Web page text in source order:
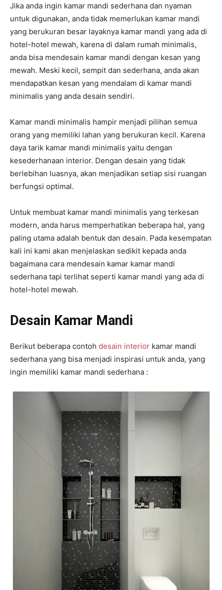
Jika anda ingin kamar mandi sederhana dan nyaman
untuk digunakan, anda tidak memerlukan kamar mandi
yang berukuran besar layaknya kamar mandi yang ada di
hotel-hotel mewah, karena di dalam rumah minimalis,
anda bisa mendesain kamar mandi dengan kesan yang
mewah. Meski kecil, sempit dan sederhana, anda akan
mendapatkan kesan yang mendalam di kamar mandi
minimalis yang anda desain sendiri.
Kamar mandi minimalis hampir menjadi pilihan semua
orang yang memiliki lahan yang berukuran kecil. Karena
daya tarik kamar mandi minimalis yaitu dengan
kesederhanaan interior. Dengan desain yang tidak
berlebihan luasnya, akan menjadikan setiap sisi ruangan
berfungsi optimal.
Untuk membuat kamar mandi minimalis yang terkesan
modern, anda harus memperhatikan beberapa hal, yang
paling utama adalah bentuk dan desain. Pada kesempatan
kali ini kami akan menjelaskan sedikit kepada anda
bagaimana cara mendesain kamar kamar mandi
sederhana tapi terlihat seperti kamar mandi yang ada di
hotel-hotel mewah.
Desain Kamar Mandi
Berikut beberapa contoh desain interior kamar mandi
sederhana yang bisa menjadi inspirasi untuk anda, yang
ingin memiliki kamar mandi sederhana :